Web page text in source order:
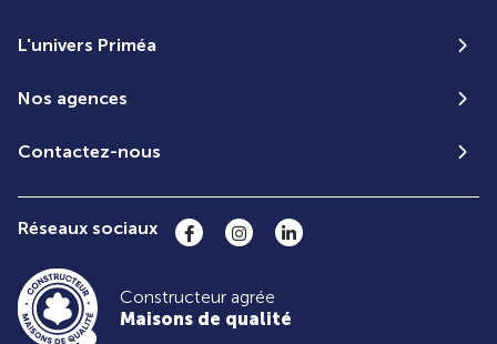
L'univers Priméa
Nos agences
Contactez-nous
Réseaux sociaux
Constructeur agrée
Maisons de qualité